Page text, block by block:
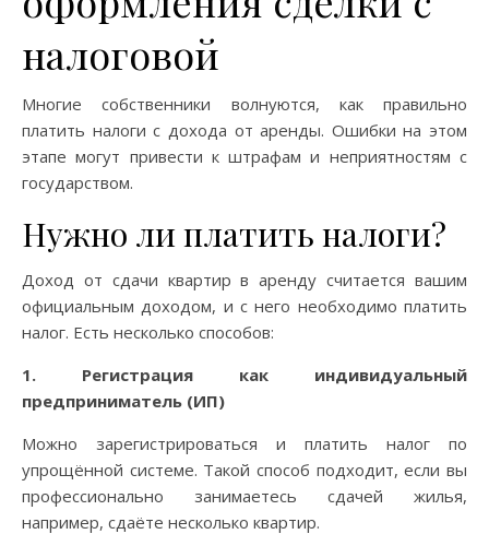
налоговой
Многие собственники волнуются, как правильно
платить налоги с дохода от аренды. Ошибки на этом
этапе могут привести к штрафам и неприятностям с
государством.
Нужно ли платить налоги?
Доход от сдачи квартир в аренду считается вашим
официальным доходом, и с него необходимо платить
налог. Есть несколько способов:
1. Регистрация как индивидуальный
предприниматель (ИП)
Можно зарегистрироваться и платить налог по
упрощённой системе. Такой способ подходит, если вы
профессионально занимаетесь сдачей жилья,
например, сдаёте несколько квартир.